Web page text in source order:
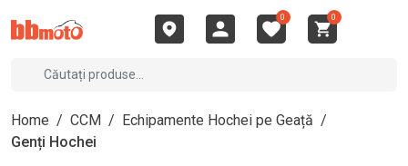
0 0
Home / CCM / Echipamente Hochei pe Geață /
Genți Hochei